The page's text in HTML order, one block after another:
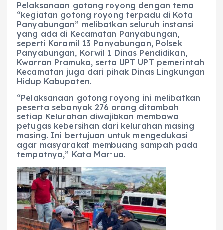
Pelaksanaan gotong royong dengan tema
“kegiatan gotong royong terpadu di Kota
Panyabungan” melibatkan seluruh instansi
yang ada di Kecamatan Panyabungan,
seperti Koramil 13 Panyabungan, Polsek
Panyabungan, Korwil 1 Dinas Pendidikan,
Kwarran Pramuka, serta UPT UPT pemerintah
Kecamatan juga dari pihak Dinas Lingkungan
Hidup Kabupaten.
“Pelaksanaan gotong royong ini melibatkan
peserta sebanyak 276 orang ditambah
setiap Kelurahan diwajibkan membawa
petugas kebersihan dari kelurahan masing
masing. Ini bertujuan untuk mengedukasi
agar masyarakat membuang sampah pada
tempatnya,” Kata Martua.